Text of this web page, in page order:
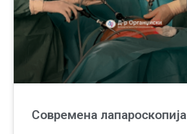
Современа лапароскопија